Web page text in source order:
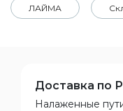
ЛАЙМА
Доставка по
Налаженные